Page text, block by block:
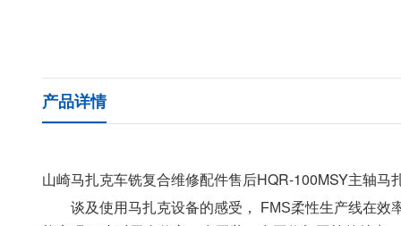
产品详情
山崎马扎克车铣复合维修配件售后HQR-100MSY主轴马
谈及使用马扎克设备的感受， FMS柔性生产线在